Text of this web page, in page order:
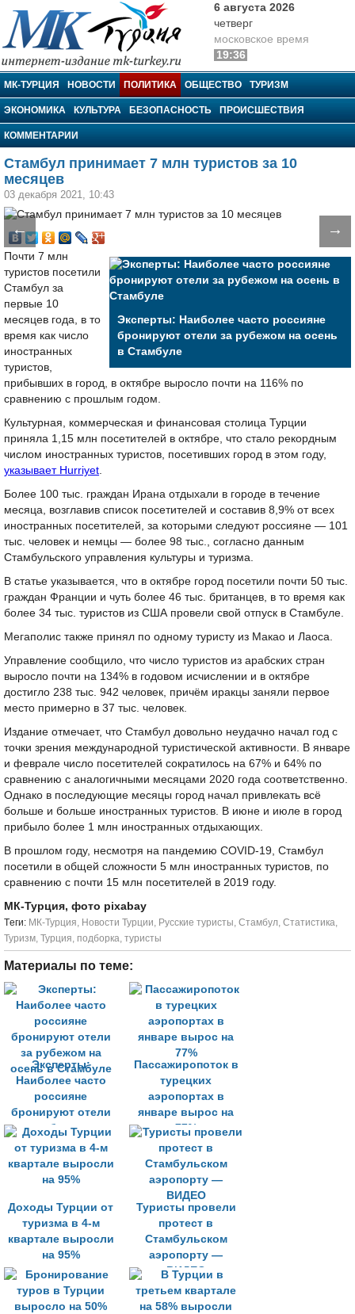
МК-Турция
6 августа 2026
четверг
московское время
19:36
МК-ТУРЦИЯ НОВОСТИ ПОЛИТИКА ОБЩЕСТВО ТУРИЗМ
ЭКОНОМИКА КУЛЬТУРА БЕЗОПАСНОСТЬ ПРОИСШЕСТВИЯ
КОММЕНТАРИИ
Стамбул принимает 7 млн туристов за 10
месяцев
03 декабря 2021, 10:43
← →
Эксперты: Наиболее часто россияне
бронируют отели за рубежом на осень
в Стамбуле
Почти 7 млн
туристов посетили
Стамбул за
первые 10
месяцев года, в то
время как число
иностранных
туристов,
прибывших в город, в октябре выросло почти на 116% по
сравнению с прошлым годом.
Культурная, коммерческая и финансовая столица Турции
приняла 1,15 млн посетителей в октябре, что стало рекордным
числом иностранных туристов, посетивших город в этом году,
указывает Hurriyet.
Более 100 тыс. граждан Ирана отдыхали в городе в течение
месяца, возглавив список посетителей и составив 8,9% от всех
иностранных посетителей, за которыми следуют россияне — 101
тыс. человек и немцы — более 98 тыс., согласно данным
Стамбульского управления культуры и туризма.
В статье указывается, что в октябре город посетили почти 50 тыс.
граждан Франции и чуть более 46 тыс. британцев, в то время как
более 34 тыс. туристов из США провели свой отпуск в Стамбуле.
Мегаполис также принял по одному туристу из Макао и Лаоса.
Управление сообщило, что число туристов из арабских стран
выросло почти на 134% в годовом исчислении и в октябре
достигло 238 тыс. 942 человек, причём иракцы заняли первое
место примерно в 37 тыс. человек.
Издание отмечает, что Стамбул довольно неудачно начал год с
точки зрения международной туристической активности. В январе
и феврале число посетителей сократилось на 67% и 64% по
сравнению с аналогичными месяцами 2020 года соответственно.
Однако в последующие месяцы город начал привлекать всё
больше и больше иностранных туристов. В июне и июле в город
прибыло более 1 млн иностранных отдыхающих.
В прошлом году, несмотря на пандемию COVID-19, Стамбул
посетили в общей сложности 5 млн иностранных туристов, по
сравнению с почти 15 млн посетителей в 2019 году.
МК-Турция, фото pixabay
Tеги: МК-Турция, Новости Турции, Русские туристы, Стамбул, Статистика,
Туризм, Турция, подборка, туристы
Материалы по теме:
Эксперты:
Наиболее часто
россияне
бронируют отели
за рубежом на
осень в Стамбуле
Пассажиропоток в
турецких
аэропортах в
январе вырос на
77%
Доходы Турции от
туризма в 4-м
квартале выросли
на 95%
Туристы провели
протест в
Стамбульском
аэропорту —
ВИДЕО